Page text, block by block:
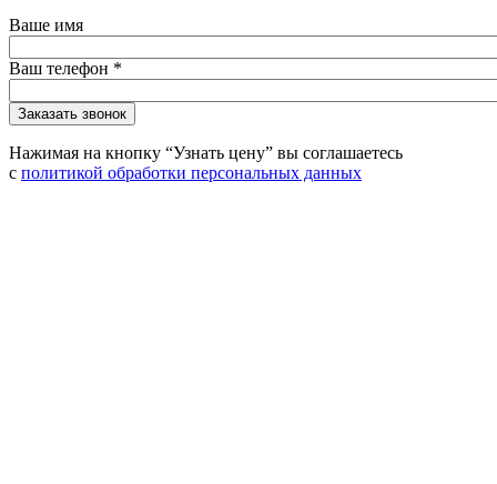
Ваше имя
Ваш телефон *
Нажимая на кнопку “Узнать цену” вы соглашаетесь
с политикой обработки персональных данных